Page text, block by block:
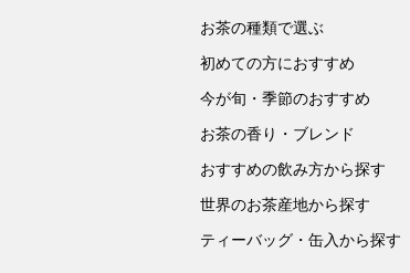
お茶の種類で選ぶ
初めての方におすすめ
今が旬・季節のおすすめ
お茶の香り・ブレンド
おすすめの飲み方から探す
世界のお茶産地から探す
ティーバッグ・缶入から探す